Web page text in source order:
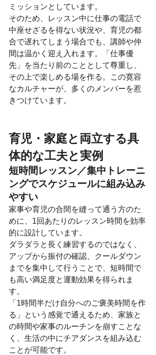
ミッションとしています。
そのため、レッスン中に仕事の電話で
中座せざるを得ない状況や、育児の都
合で遅れてしまう場合でも、講師や仲
間は温かく迎え入れます。「仕事優
先」を当たり前のこととして尊重し、
その上で楽しめる場を作る。この寛容
なカルチャーが、多くのメンバーを惹
きつけています。
育児・家庭と両立する具
体的な工夫と実例
短時間レッスン／集中トレーニ
ングでスケジュールに組み込み
やすい
家事や育児の合間を縫って通う方のた
めに、1回あたりのレッスン時間を効率
的に設計しています。
ダラダラと長く練習するのではなく、
アップから振付の確認、クールダウン
までを集中して行うことで、短時間で
も高い満足度と運動効果を得られま
す。
「1時間半だけ自分へのご褒美時間を作
る」という感覚で通えるため、家族と
の時間や家事のルーチンを崩すことな
く、生活の中にチアダンスを組み込む
ことが可能です。